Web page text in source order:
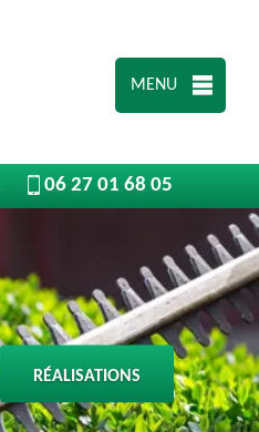
MENU
06 27 01 68 05
RÉALISATIONS